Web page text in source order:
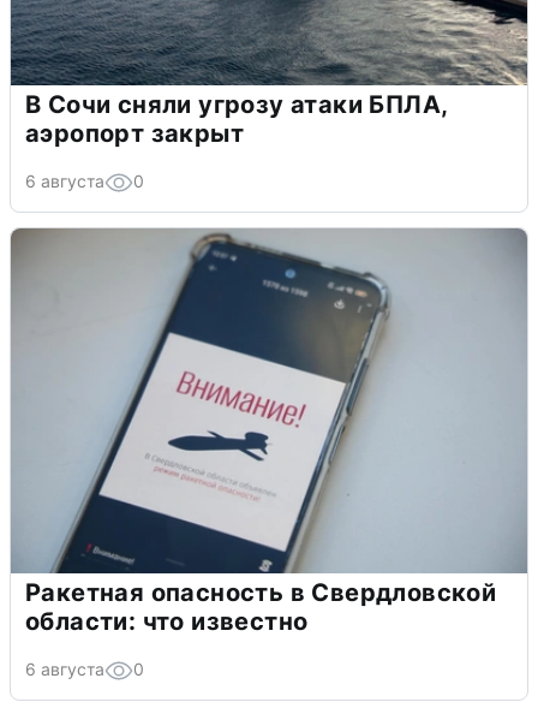
В Сочи сняли угрозу атаки БПЛА,
аэропорт закрыт
6 августа 0
Ракетная опасность в Свердловской
области: что известно
6 августа 0